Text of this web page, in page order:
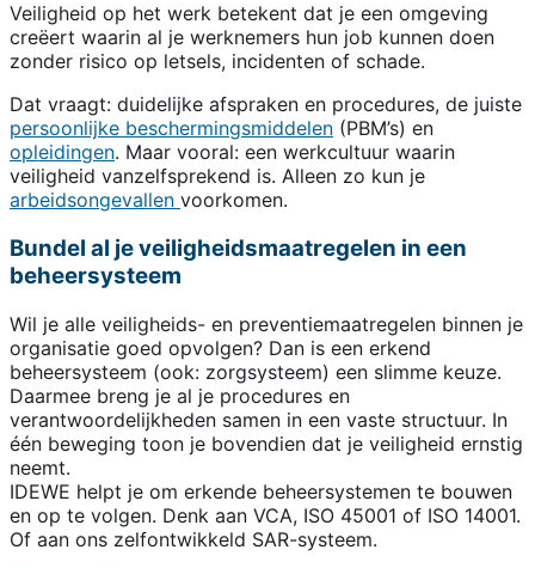
Veiligheid op het werk betekent dat je een omgeving
creëert waarin al je werknemers hun job kunnen doen
zonder risico op letsels, incidenten of schade.
Dat vraagt: duidelijke afspraken en procedures, de juiste
persoonlijke beschermingsmiddelen (PBM’s) en
opleidingen. Maar vooral: een werkcultuur waarin
veiligheid vanzelfsprekend is. Alleen zo kun je
arbeidsongevallen voorkomen.
Bundel al je veiligheidsmaatregelen in een
beheersysteem
Wil je alle veiligheids- en preventiemaatregelen binnen je
organisatie goed opvolgen? Dan is een erkend
beheersysteem (ook: zorgsysteem) een slimme keuze.
Daarmee breng je al je procedures en
verantwoordelijkheden samen in een vaste structuur. In
één beweging toon je bovendien dat je veiligheid ernstig
neemt.
IDEWE helpt je om erkende beheersystemen te bouwen
en op te volgen. Denk aan VCA, ISO 45001 of ISO 14001.
Of aan ons zelfontwikkeld SAR-systeem.